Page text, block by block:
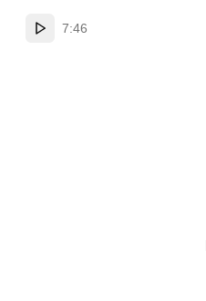
7:46
پخش